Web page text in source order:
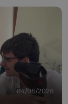
04/08/2026